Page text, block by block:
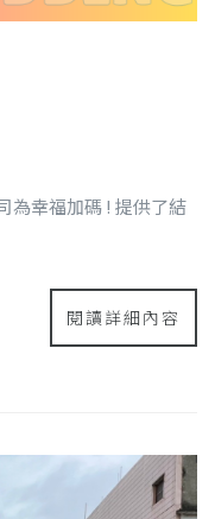
為幸福加碼 ! 提供了結
閱讀詳細內容